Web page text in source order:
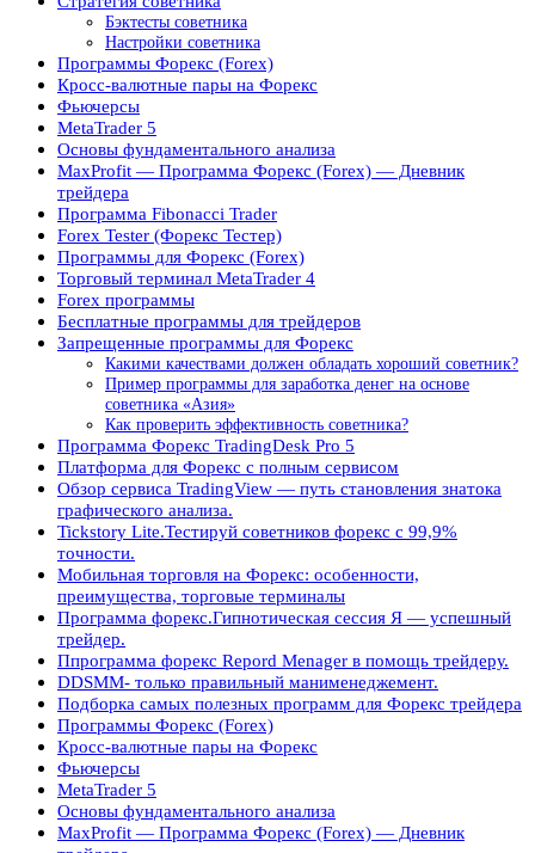
Бэктесты советника
Настройки советника
Программы Форекс (Forex)
Кросс-валютные пары на Форекс
Фьючерсы
MetaTrader 5
Основы фундаментального анализа
MaxProfit — Программа Форекс (Forex) — Дневник
трейдера
Программа Fibonacci Trader
Forex Tester (Форекс Тестер)
Программы для Форекс (Forex)
Торговый терминал MetaTrader 4
Forex программы
Бесплатные программы для трейдеров
Запрещенные программы для Форекс
Какими качествами должен обладать хороший советник?
Пример программы для заработка денег на основе
советника «Азия»
Как проверить эффективность советника?
Программа Форекс TradingDesk Pro 5
Платформа для Форекс с полным сервисом
Обзор сервиса TradingView — путь становления знатока
графического анализа.
Tickstory Lite.Тестируй советников форекс с 99,9%
точности.
Мобильная торговля на Форекс: особенности,
преимущества, торговые терминалы
Программа форекс.Гипнотическая сессия Я — успешный
трейдер.
Ппрограмма форекс Repord Menager в помощь трейдеру.
DDSMM- только правильный манименеджемент.
Подборка самых полезных программ для Форекс трейдера
Программы Форекс (Forex)
Кросс-валютные пары на Форекс
Фьючерсы
MetaTrader 5
Основы фундаментального анализа
MaxProfit — Программа Форекс (Forex) — Дневник